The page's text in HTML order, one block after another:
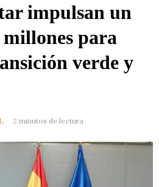
impulsan un
para
verde y
2 minutos de lectura